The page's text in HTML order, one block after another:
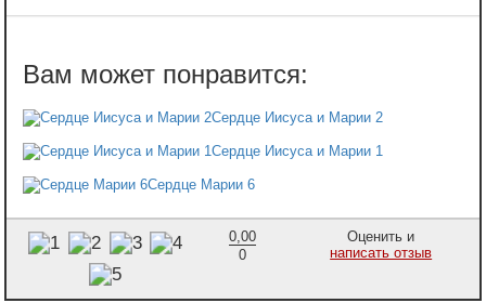
Сердце Иисуса и Марии 2
Сердце Иисуса и Марии 1
Сердце Марии 6
0,00
0
Оценить и
написать отзыв